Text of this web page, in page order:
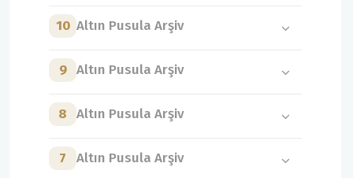
10 Altın Pusula Arşiv
9 Altın Pusula Arşiv
8 Altın Pusula Arşiv
7 Altın Pusula Arşiv